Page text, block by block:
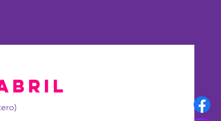
abril